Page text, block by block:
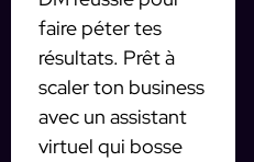
faire péter tes
résultats. Prêt à
scaler ton business
avec un assistant
virtuel qui bosse